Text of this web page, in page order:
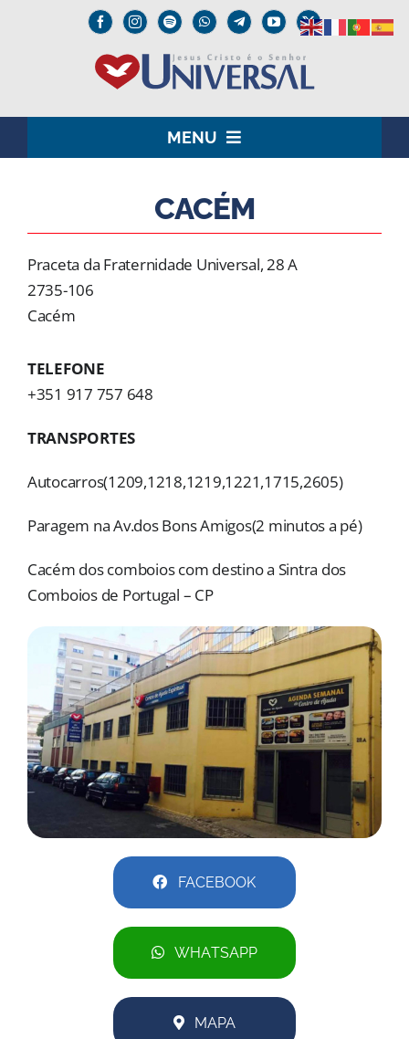
MENU
INSTITUCIONAL
UNIVERSAL+
MEDIA
CACÉM
Praceta da Fraternidade Universal, 28 A
2735-106
Cacém
TELEFONE
+351 917 757 648
TRANSPORTES
Autocarros(1209,1218,1219,1221,1715,2605)
Paragem na Av.dos Bons Amigos(2 minutos a pé)
Cacém dos comboios com destino a Sintra dos
Comboios de Portugal – CP
FACEBOOK
WHATSAPP
MAPA